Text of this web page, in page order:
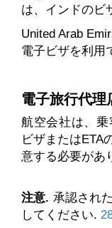
は、インドのビ
United Arab
電子ビザを利用
電子旅行代理
航空会社は、
ビザまたはETA
意する必要があ
注意. 承認され
してください.